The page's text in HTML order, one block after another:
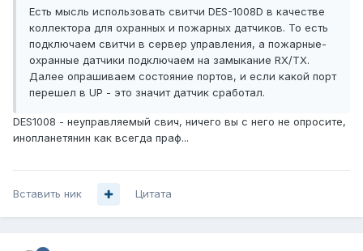
Есть мысль использовать свитчи DES-1008D в качестве
коллектора для охранных и пожарных датчиков. То есть
подключаем свитчи в сервер управления, а пожарные-
охранные датчики подключаем на замыкание RX/TX.
Далее опрашиваем состояние портов, и если какой порт
перешел в UP - это значит датчик сработал.
DES1008 - неуправляемый свич, ничего вы с него не опросите,
инопланетянин как всегда праф...
Вставить ник Цитата